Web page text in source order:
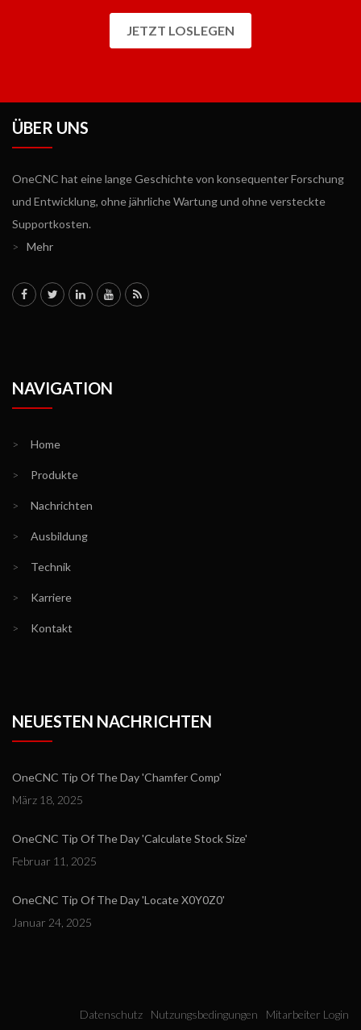
JETZT LOSLEGEN
ÜBER UNS
OneCNC hat eine lange Geschichte von konsequenter Forschung
und Entwicklung, ohne jährliche Wartung und ohne versteckte
Supportkosten.
>
Mehr
NAVIGATION
> Home
> Produkte
> Nachrichten
> Ausbildung
> Technik
> Karriere
> Kontakt
NEUESTEN NACHRICHTEN
OneCNC Tip Of The Day 'Chamfer Comp'
März 18, 2025
OneCNC Tip Of The Day 'Calculate Stock Size'
Februar 11, 2025
OneCNC Tip Of The Day 'Locate X0Y0Z0'
Januar 24, 2025
Datenschutz Nutzungsbedingungen
Mitarbeiter Login